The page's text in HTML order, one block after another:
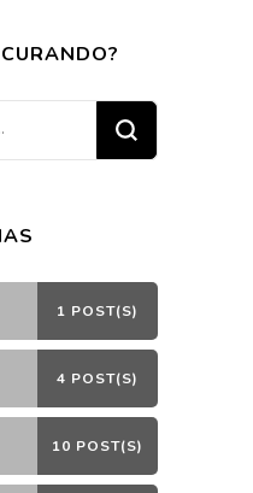
1 POST(S)
4 POST(S)
10 POST(S)